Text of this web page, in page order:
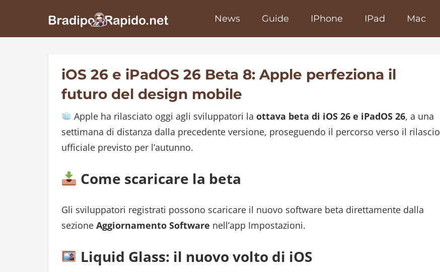
content
BradipoRapido.net
News Guide IPhone IPad Mac
iOS 26 e iPadOS 26 Beta 8: Apple perfeziona il
futuro del design mobile
Apple ha rilasciato oggi agli sviluppatori la ottava beta di iOS 26 e iPadOS 26, a una
settimana di distanza dalla precedente versione, proseguendo il percorso verso il rilascio
ufficiale previsto per l’autunno.
Come scaricare la beta
Gli sviluppatori registrati possono scaricare il nuovo software beta direttamente dalla
sezione Aggiornamento Software nell’app Impostazioni.
Liquid Glass: il nuovo volto di iOS